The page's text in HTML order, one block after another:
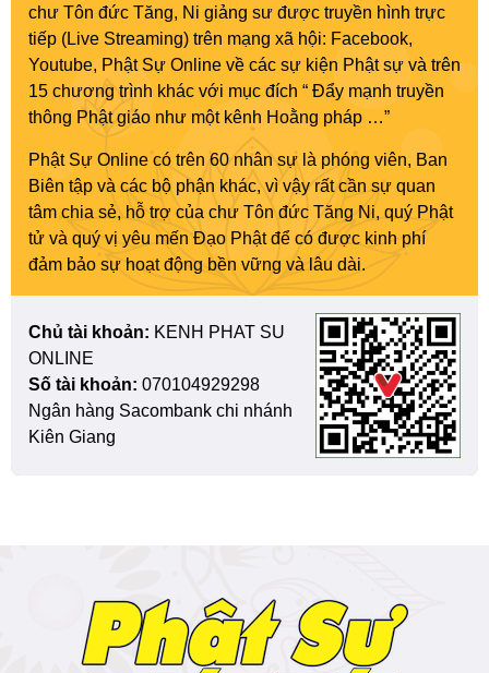
chư Tôn đức Tăng, Ni giảng sư được truyền hình trực
tiếp (Live Streaming) trên mạng xã hội: Facebook,
Youtube, Phật Sự Online về các sự kiện Phật sự và trên
15 chương trình khác với mục đích “ Đẩy mạnh truyền
thông Phật giáo như một kênh Hoằng pháp …”
Phật Sự Online có trên 60 nhân sự là phóng viên, Ban
Biên tập và các bộ phận khác, vì vậy rất cần sự quan
tâm chia sẻ, hỗ trợ của chư Tôn đức Tăng Ni, quý Phật
tử và quý vị yêu mến Đạo Phật để có được kinh phí
đảm bảo sự hoạt động bền vững và lâu dài.
Chủ tài khoản: KENH PHAT SU
ONLINE
Số tài khoản: 070104929298
Ngân hàng Sacombank chi nhánh
Kiên Giang